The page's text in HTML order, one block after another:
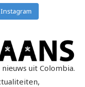
uit Colombia.